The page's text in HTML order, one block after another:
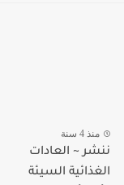
منذ 4 سنة
ننشر ~ العادات
الغذائية السيئة